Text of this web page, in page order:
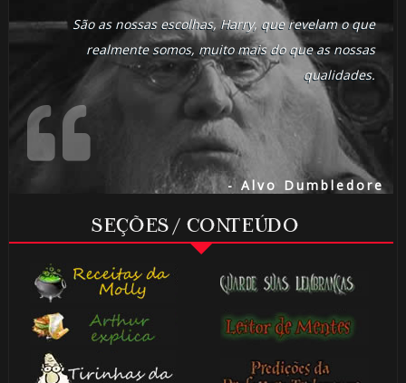
São as nossas escolhas, Harry, que revelam o que
realmente somos, muito mais do que as nossas
qualidades.
- Alvo Dumbledore
SEÇÕES / CONTEÚDO